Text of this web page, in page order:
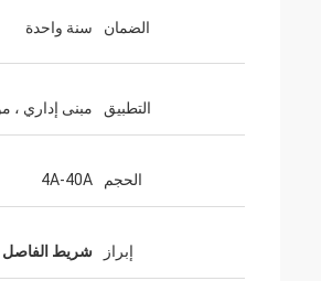
الضمان سنة واحدة
التطبيق مبنى إداري
الحجم 4A-40A
إبراز شريط الفاصل